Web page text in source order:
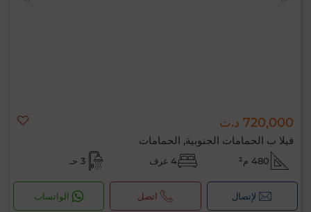
720,000 د.ت
فيلا ب الحمامات الجنوبية, الحمامات
480 م² 4 غرف 3 حـ
لإتصال اتصل الواتساب